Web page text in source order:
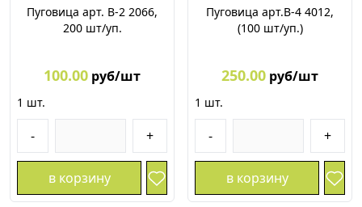
Пуговица арт. В-2 2066,
200 шт/уп.
100.00 руб/шт
1 шт.
- +
в корзину
Пуговица арт.В-4 4012,
(100 шт/уп.)
250.00 руб/шт
1 шт.
- +
в корзину